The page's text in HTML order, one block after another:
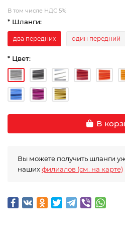
В том числе НДС 5%
* Шланги:
два передних один передний
* Цвет:
В
Вы можете получить шланги
нашихфилиалов (см. на карте)